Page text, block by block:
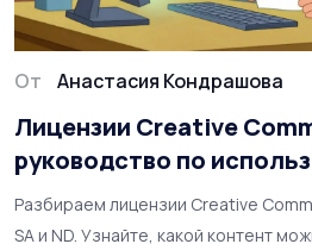
От Анастасия Кондрашова
Лицензии Creative
руководство по
контента
Разбираем лицензии Creative
SA и ND. Узнайте, какой контент